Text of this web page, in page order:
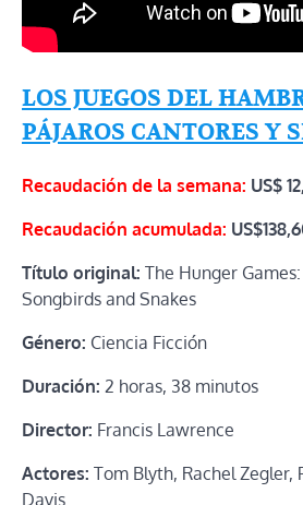
LOS JUEGOS DEL
PÁJAROS CANTORES Y
Recaudación de la semana: US$
Recaudación acumulada:
Título original: The Hunger
Songbirds and Snakes
Género: Ciencia Ficción
Duración: 2 horas, 38 minutos
Director: Francis Lawrence
Actores: Tom Blyth, Rachel Zegler,
Davis